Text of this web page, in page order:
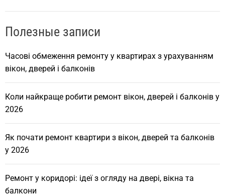
Полезные записи
Часові обмеження ремонту у квартирах з урахуванням
вікон, дверей і балконів
Коли найкраще робити ремонт вікон, дверей і балконів у
2026
Як почати ремонт квартири з вікон, дверей та балконів
у 2026
Ремонт у коридорі: ідеї з огляду на двері, вікна та
балкони